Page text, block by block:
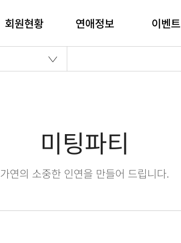
회원현황 연애정보 이벤트
미팅파티
가연의 소중한 인연을 만들어 드립니다.